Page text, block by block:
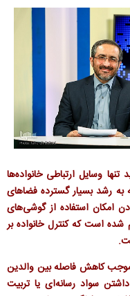
وسایل ارتباطی خانواده‌ها
به رشد بسیار گسترده فضاهای
امکان استفاده از گوشی‌های
شده است که کنترل خانواده بر
کاهش فاصله بین والدین
سواد رسانه‌ای یا تربیت